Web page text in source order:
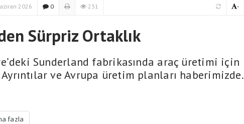
2026 0 231 -
Sürpriz Ortaklık
Sunderland fabrikasında araç üretimi için
ve Avrupa üretim planları haberimizde.
fazla